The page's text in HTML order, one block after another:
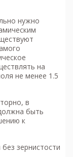
нужно
на
не менее 1.5
в
быть
к
зернистости